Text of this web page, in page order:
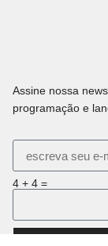
Assine nossa
programação e
4 + 4 =